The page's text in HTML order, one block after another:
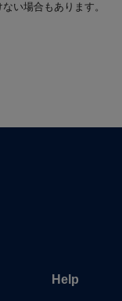
い場合もあります。
Help